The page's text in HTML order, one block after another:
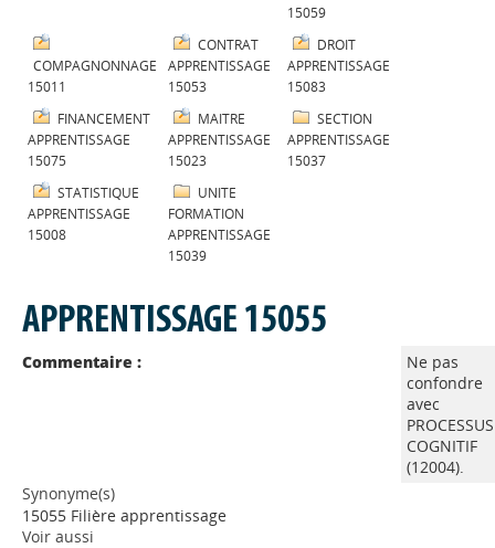
15059
COMPAGNONNAGE
15011
CONTRAT
APPRENTISSAGE
15053
DROIT
APPRENTISSAGE
15083
FINANCEMENT
APPRENTISSAGE
15075
MAITRE
APPRENTISSAGE
15023
SECTION
APPRENTISSAGE
15037
STATISTIQUE
APPRENTISSAGE
15008
UNITE
FORMATION
APPRENTISSAGE
15039
APPRENTISSAGE 15055
Commentaire :
Ne pas
confondre
avec
PROCESSUS
COGNITIF
(12004).
Synonyme(s)
15055 Filière apprentissage
Voir aussi